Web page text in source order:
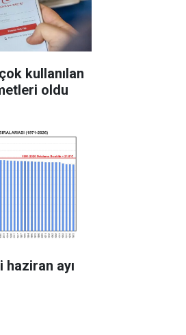
kullanılan
oldu
haziran ayı